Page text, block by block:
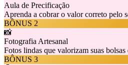
Aula de Precificação
Aprenda a cobrar o valor correto pelo
BÔNUS 2
📸
Fotografia Artesanal
Fotos lindas que valorizam suas bolsas
BÔNUS 3